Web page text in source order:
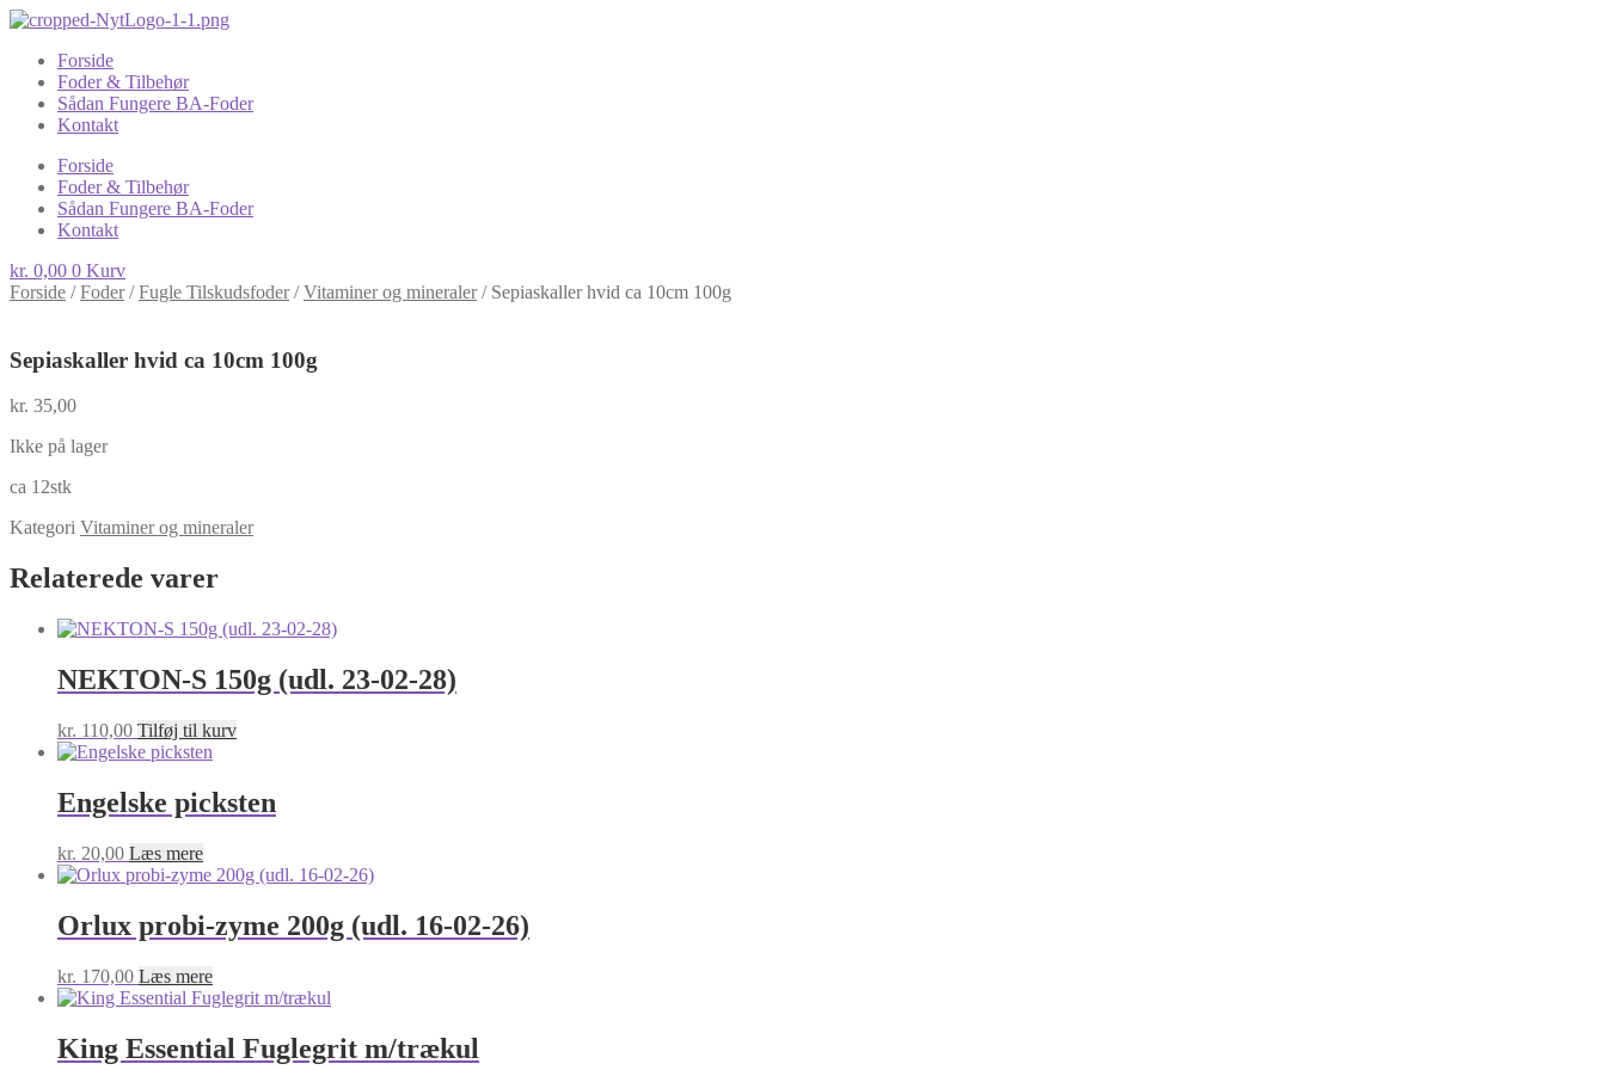
Forside
Foder & Tilbehør
Sådan Fungere BA-Foder
Kontakt
Forside
Foder & Tilbehør
Sådan Fungere BA-Foder
Kontakt
kr. 0,00 0 Kurv
Forside /Foder/Fugle Tilskudsfoder/Vitaminer og mineraler/ Sepiaskaller hvid ca 10cm 100g
Sepiaskaller hvid ca 10cm 100g
kr. 35,00
Ikke på lager
ca 12stk
Kategori Vitaminer og mineraler
Relaterede varer
NEKTON-S 150g (udl. 23-02-28)
kr. 110,00 Tilføj til kurv
Engelske picksten
kr. 20,00 Læs mere
Orlux probi-zyme 200g (udl. 16-02-26)
kr. 170,00 Læs mere
King Essential Fuglegrit m/trækul